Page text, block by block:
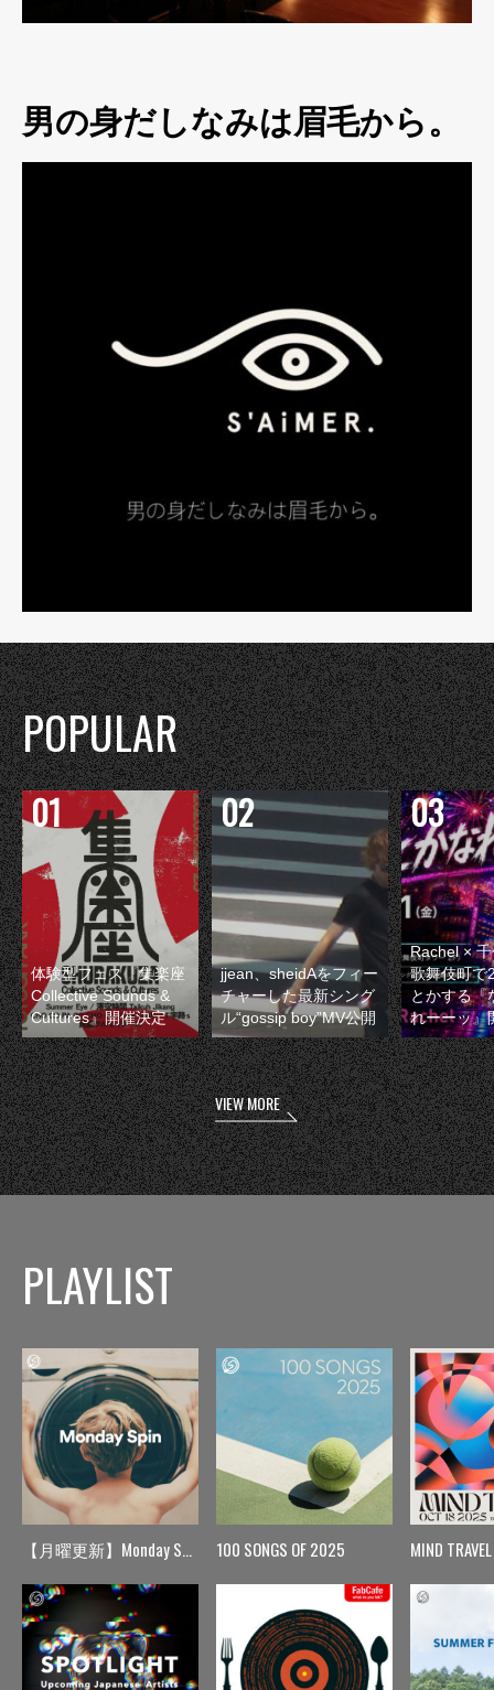
男の身だしなみは眉毛から。
POPULAR
体験型フェス『集楽座
Collective Sounds &
Cultures』開催決定
jjean、sheidAをフィー
チャーした最新シング
ル“gossip boy”MV公開
Rachel ×
歌舞伎町で
とかする『
れーーッ』
VIEW MORE
PLAYLIST
【月曜更新】Monday Spin 100 SONGS OF 2025 MIND TRAVEL